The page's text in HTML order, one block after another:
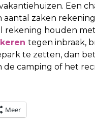
Een
zaken
rekening houden
tegen inbraak,
te zetten, dan
de camping of het
Meer